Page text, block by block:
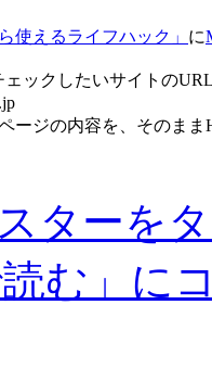
使えるライフハック」 に
ェックしたいサイトの
ージの内容を、そのま
ターを
読む」に